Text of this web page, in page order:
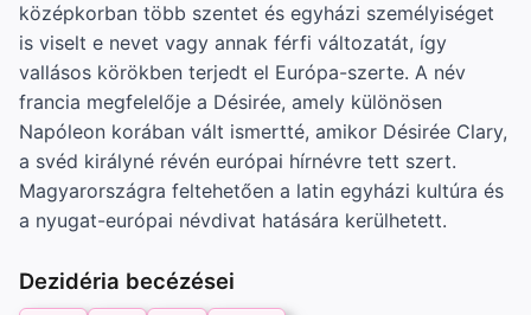
középkorban több szentet és egyházi személyiséget
is viselt e nevet vagy annak férfi változatát, így
vallásos körökben terjedt el Európa-szerte. A név
francia megfelelője a Désirée, amely különösen
Napóleon korában vált ismertté, amikor Désirée Clary,
a svéd királyné révén európai hírnévre tett szert.
Magyarországra feltehetően a latin egyházi kultúra és
a nyugat-európai névdivat hatására kerülhetett.
Dezidéria becézései